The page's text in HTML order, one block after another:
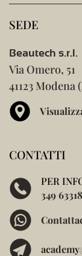
SEDE
Beautech s.r.l.
Via Omero, 51
41123 Modena
CONTATTI
PER
349